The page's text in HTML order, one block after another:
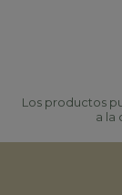
Los productos
a la